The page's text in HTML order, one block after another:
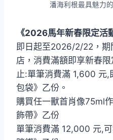
潘海利根最具魅力
《2026馬年新春限定活
即日起至2026/2/22，期
店，消費滿額即享新春
止:單筆消費滿 1,600 元,
包袋》乙份。
購買任一獸首肖像75ml
飾帶》乙份
單筆消費滿 12,000 元,